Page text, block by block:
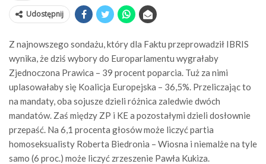
Udostępnij
Z najnowszego sondażu, który dla Faktu przeprowadził IBRIS
wynika, że dziś wybory do Europarlamentu wygrałaby
Zjednoczona Prawica – 39 procent poparcia. Tuż za nimi
uplasowałaby się Koalicja Europejska – 36,5%. Przeliczając to
na mandaty, oba sojusze dzieli różnica zaledwie dwóch
mandatów. Zaś między ZP i KE a pozostałymi dzieli dosłownie
przepaść. Na 6,1 procenta głosów może liczyć partia
homoseksualisty Roberta Biedronia – Wiosna i niemalże na tyle
samo (6 proc.) może liczyć zrzeszenie Pawła Kukiza.